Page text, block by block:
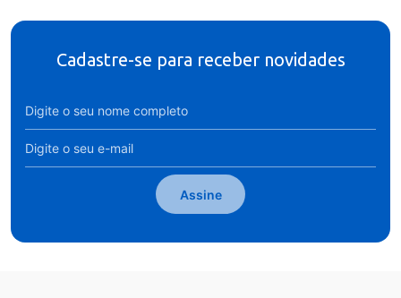
Cadastre-se para receber novidades
Assine